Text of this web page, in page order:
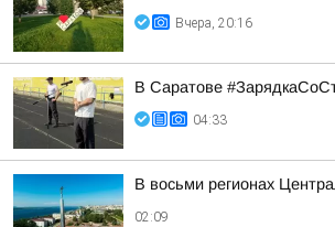
Вчера, 20:16
В Саратове
04:33
В восьми регионах
02:09